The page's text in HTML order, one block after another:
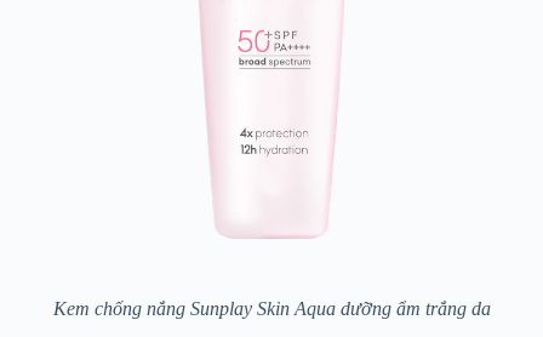
Kem chống nắng Sunplay Skin Aqua dưỡng ẩm trắng da